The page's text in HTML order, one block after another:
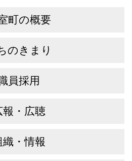
町の概要
のきまり
員採用
報・広聴
織・情報